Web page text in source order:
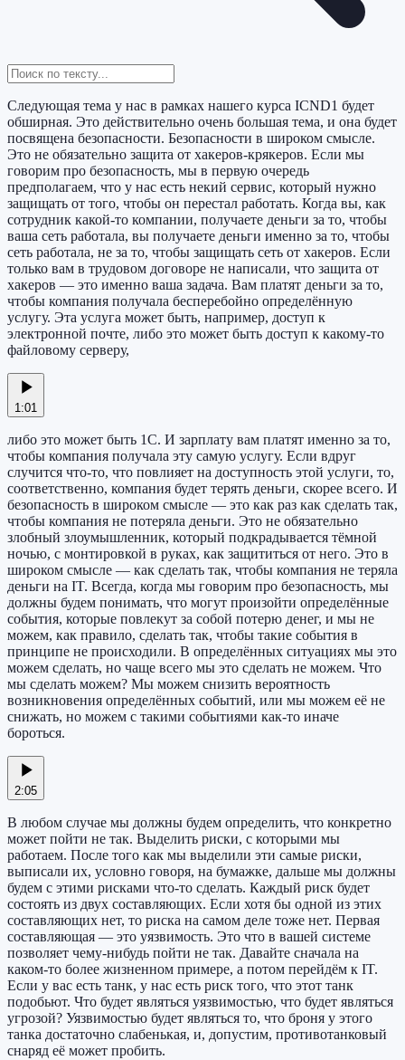
Следующая тема у нас в рамках нашего курса ICND1 будет
обширная. Это действительно очень большая тема, и она будет
посвящена безопасности. Безопасности в широком смысле.
Это не обязательно защита от хакеров-крякеров. Если мы
говорим про безопасность, мы в первую очередь
предполагаем, что у нас есть некий сервис, который нужно
защищать от того, чтобы он перестал работать. Когда вы, как
сотрудник какой-то компании, получаете деньги за то, чтобы
ваша сеть работала, вы получаете деньги именно за то, чтобы
сеть работала, не за то, чтобы защищать сеть от хакеров. Если
только вам в трудовом договоре не написали, что защита от
хакеров — это именно ваша задача. Вам платят деньги за то,
чтобы компания получала бесперебойно определённую
услугу. Эта услуга может быть, например, доступ к
электронной почте, либо это может быть доступ к какому-то
файловому серверу,
1:01
либо это может быть 1С. И зарплату вам платят именно за то,
чтобы компания получала эту самую услугу. Если вдруг
случится что-то, что повлияет на доступность этой услуги, то,
соответственно, компания будет терять деньги, скорее всего. И
безопасность в широком смысле — это как раз как сделать так,
чтобы компания не потеряла деньги. Это не обязательно
злобный злоумышленник, который подкрадывается тёмной
ночью, с монтировкой в руках, как защититься от него. Это в
широком смысле — как сделать так, чтобы компания не теряла
деньги на IT. Всегда, когда мы говорим про безопасность, мы
должны будем понимать, что могут произойти определённые
события, которые повлекут за собой потерю денег, и мы не
можем, как правило, сделать так, чтобы такие события в
принципе не происходили. В определённых ситуациях мы это
можем сделать, но чаще всего мы это сделать не можем. Что
мы сделать можем? Мы можем снизить вероятность
возникновения определённых событий, или мы можем её не
снижать, но можем с такими событиями как-то иначе
бороться.
2:05
В любом случае мы должны будем определить, что конкретно
может пойти не так. Выделить риски, с которыми мы
работаем. После того как мы выделили эти самые риски,
выписали их, условно говоря, на бумажке, дальше мы должны
будем с этими рисками что-то сделать. Каждый риск будет
состоять из двух составляющих. Если хотя бы одной из этих
составляющих нет, то риска на самом деле тоже нет. Первая
составляющая — это уязвимость. Это что в вашей системе
позволяет чему-нибудь пойти не так. Давайте сначала на
каком-то более жизненном примере, а потом перейдём к IT.
Если у вас есть танк, у нас есть риск того, что этот танк
подобьют. Что будет являться уязвимостью, что будет являться
угрозой? Уязвимостью будет являться то, что броня у этого
танка достаточно слабенькая, и, допустим, противотанковый
снаряд её может пробить.